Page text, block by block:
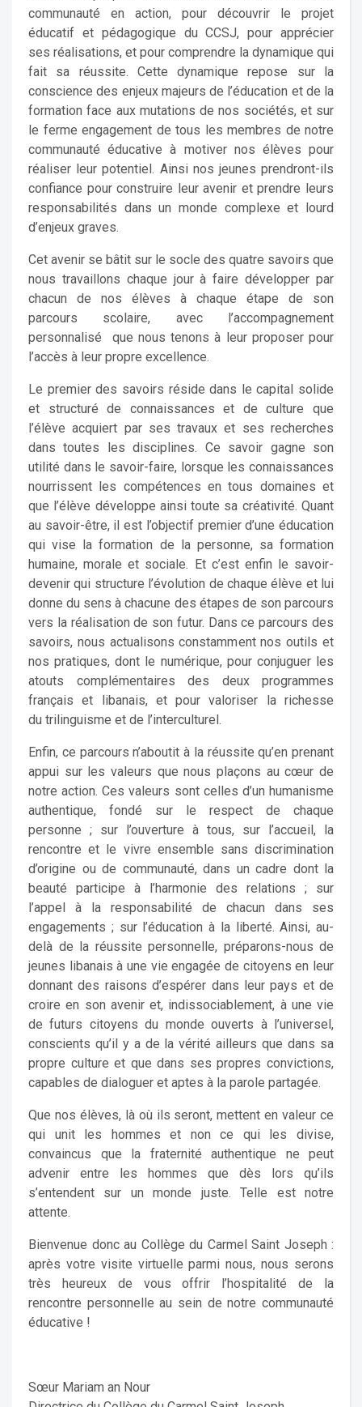
communauté en action, pour découvrir le projet
éducatif et pédagogique du CCSJ, pour apprécier
ses réalisations, et pour comprendre la dynamique qui
fait sa réussite. Cette dynamique repose sur la
conscience des enjeux majeurs de l’éducation et de la
formation face aux mutations de nos sociétés, et sur
le ferme engagement de tous les membres de notre
communauté éducative à motiver nos élèves pour
réaliser leur potentiel. Ainsi nos jeunes prendront-ils
confiance pour construire leur avenir et prendre leurs
responsabilités dans un monde complexe et lourd
d’enjeux graves.
Cet avenir se bâtit sur le socle des quatre savoirs que
nous travaillons chaque jour à faire développer par
chacun de nos élèves à chaque étape de son
parcours scolaire, avec l’accompagnement
personnalisé que nous tenons à leur proposer pour
l’accès à leur propre excellence.
Le premier des savoirs réside dans le capital solide
et structuré de connaissances et de culture que
l’élève acquiert par ses travaux et ses recherches
dans toutes les disciplines. Ce savoir gagne son
utilité dans le savoir-faire, lorsque les connaissances
nourrissent les compétences en tous domaines et
que l’élève développe ainsi toute sa créativité. Quant
au savoir-être, il est l’objectif premier d’une éducation
qui vise la formation de la personne, sa formation
humaine, morale et sociale. Et c’est enfin le savoir-
devenir qui structure l’évolution de chaque élève et lui
donne du sens à chacune des étapes de son parcours
vers la réalisation de son futur. Dans ce parcours des
savoirs, nous actualisons constamment nos outils et
nos pratiques, dont le numérique, pour conjuguer les
atouts complémentaires des deux programmes
français et libanais, et pour valoriser la richesse
du trilinguisme et de l’interculturel.
Enfin, ce parcours n’aboutit à la réussite qu’en prenant
appui sur les valeurs que nous plaçons au cœur de
notre action. Ces valeurs sont celles d’un humanisme
authentique, fondé sur le respect de chaque
personne ; sur l’ouverture à tous, sur l’accueil, la
rencontre et le vivre ensemble sans discrimination
d’origine ou de communauté, dans un cadre dont la
beauté participe à l’harmonie des relations ; sur
l’appel à la responsabilité de chacun dans ses
engagements ; sur l’éducation à la liberté. Ainsi, au-
delà de la réussite personnelle, préparons-nous de
jeunes libanais à une vie engagée de citoyens en leur
donnant des raisons d’espérer dans leur pays et de
croire en son avenir et, indissociablement, à une vie
de futurs citoyens du monde ouverts à l’universel,
conscients qu’il y a de la vérité ailleurs que dans sa
propre culture et que dans ses propres convictions,
capables de dialoguer et aptes à la parole partagée.
Que nos élèves, là où ils seront, mettent en valeur ce
qui unit les hommes et non ce qui les divise,
convaincus que la fraternité authentique ne peut
advenir entre les hommes que dès lors qu’ils
s’entendent sur un monde juste. Telle est notre
attente.
Bienvenue donc au Collège du Carmel Saint Joseph :
après votre visite virtuelle parmi nous, nous serons
très heureux de vous offrir l’hospitalité de la
rencontre personnelle au sein de notre communauté
éducative !
Sœur Mariam an Nour